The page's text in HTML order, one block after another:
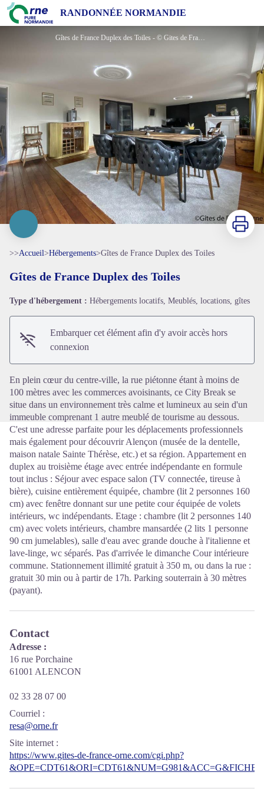
RANDONNÉE NORMANDIE
Gîtes de France Duplex des Toiles
Gîtes de France Duplex des Toiles - © Gites de France Orne
Voir l'image en plein écran
Imprimer
>>Accueil>Hébergements>Gîtes de France Duplex des Toiles
Gîtes de France Duplex des Toiles
Type d'hébergement : Hébergements locatifs, Meublés, locations, gîtes
Embarquer cet élément afin d'y avoir accès hors
connexion
En plein cœur du centre-ville, la rue piétonne étant à moins de
100 mètres avec les commerces avoisinants, ce City Break se
situe dans un environnement très calme et lumineux au sein d'un
immeuble comprenant 1 autre meublé de tourisme au dessous.
C'est une adresse parfaite pour les déplacements professionnels
mais également pour découvrir Alençon (musée de la dentelle,
maison natale Sainte Thérèse, etc.) et sa région. Appartement en
duplex au troisième étage avec entrée indépendante en formule
tout inclus : Séjour avec espace salon (TV connectée, tireuse à
bière), cuisine entièrement équipée, chambre (lit 2 personnes 160
cm) avec fenêtre donnant sur une petite cour équipée de volets
intérieurs, wc indépendants. Etage : chambre (lit 2 personnes 140
cm) avec volets intérieurs, chambre mansardée (2 lits 1 personne
90 cm jumelables), salle d'eau avec grande douche à l'italienne et
lave-linge, wc séparés. Pas d'arrivée le dimanche Cour intérieure
commune. Stationnement illimité gratuit à 350 m, ou dans la rue :
gratuit 30 min ou à partir de 17h. Parking souterrain à 30 mètres
(payant).
Contact
Adresse :
16 rue Porchaine
61001 ALENCON
02 33 28 07 00
Courriel :
resa@orne.fr
Site internet :
https://www.gites-de-france-orne.com/cgi.php?